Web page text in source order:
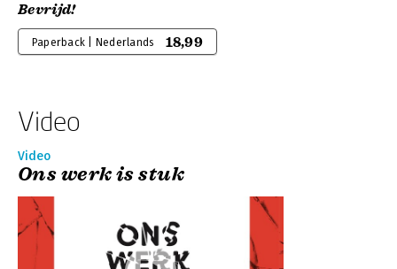
Bevrijd!
Paperback | Nederlands 18,99
Video
Video
Ons werk is stuk